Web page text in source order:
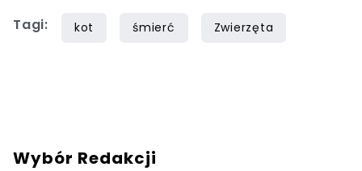
Tagi: kot śmierć Zwierzęta
Wybór Redakcji